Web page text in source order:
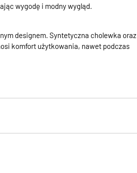
wygodę i modny wygląd.
designem. Syntetyczna cholewka oraz
komfort użytkowania, nawet podczas